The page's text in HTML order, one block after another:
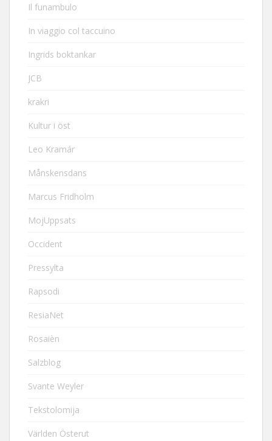
Il funambulo
In viaggio col taccuino
Ingrids boktankar
JCB
krakri
Kultur i öst
Leo Kramár
Månskensdans
Marcus Fridholm
MojUppsats
Occident
Pressylta
Rapsodi
ResiaNet
Rosaièn
Salzblog
Svante Weyler
Tekstolomija
Världen Österut